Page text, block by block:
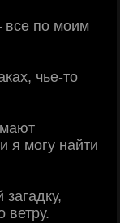
по моим
чье-то
я могу найти
ветру.